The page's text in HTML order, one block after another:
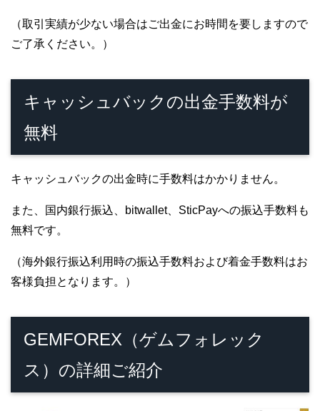
（取引実績が少ない場合はご出金にお時間を要しますので
ご了承ください。）
キャッシュバックの出金手数料が
無料
キャッシュバックの出金時に手数料はかかりません。
また、国内銀行振込、bitwallet、SticPayへの振込手数料も
無料です。
（海外銀行振込利用時の振込手数料および着金手数料はお
客様負担となります。）
GEMFOREX（ゲムフォレック
ス）の詳細ご紹介